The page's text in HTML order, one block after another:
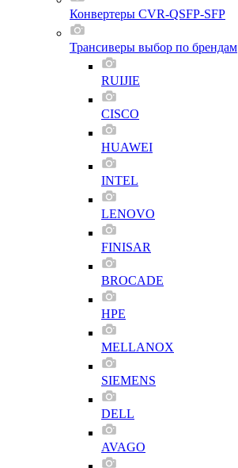
Конвертеры CVR-QSFP-SFP
Трансиверы выбор по брендам
RUIJIE
CISCO
HUAWEI
INTEL
LENOVO
FINISAR
BROCADE
HPE
MELLANOX
SIEMENS
DELL
AVAGO